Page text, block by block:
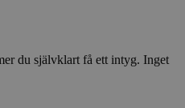
du självklart få ett intyg. Inget